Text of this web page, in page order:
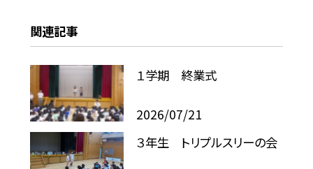
関連記事
１学期 終業式
2026/07/21
３年生 トリプルスリーの会